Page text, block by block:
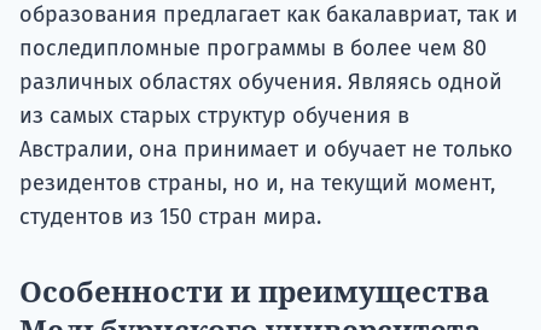
образования предлагает как бакалавриат, так и
последипломные программы в более чем 80
различных областях обучения. Являясь одной
из самых старых структур обучения в
Австралии, она принимает и обучает не только
резидентов страны, но и, на текущий момент,
студентов из 150 стран мира.
Особенности и преимущества